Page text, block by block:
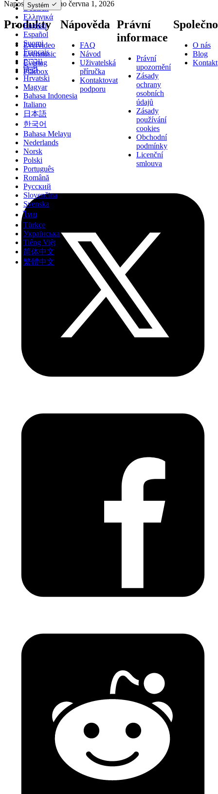
Deutsch
Ελληνικά
English
Español
Suomi
Français
עברית
हिन्दी
Hrvatski
Magyar
Bahasa Indonesia
Italiano
日本語
한국어
Bahasa Melayu
Nederlands
Norsk
Polski
Português
Română
Русский
Slovenčina
Svenska
ไทย
Türkçe
Українська
Tiếng Việt
简体中文
繁體中文
Systém
Naposledy změněno června 1, 2026
Produkty
Evervideo
Evermusic
Evertag
Flacbox
Nápověda
FAQ
Návod
Uživatelská
příručka
Kontaktovat
podporu
Právní
informace
Právní
upozornění
Zásady
ochrany
osobních
údajů
Zásady
používání
cookies
Obchodní
podmínky
Licenční
smlouva
O nás
Blog
Kontakt